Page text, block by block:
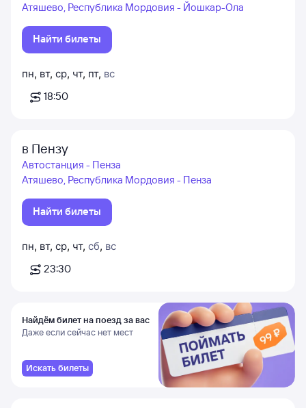
Атяшево, Республика Мордовия - Йошкар-Ола
Найти билеты
пн, вт, ср, чт, пт, вс
18:50
в Пензу
Автостанция - Пенза
Атяшево, Республика Мордовия - Пенза
Найти билеты
пн, вт, ср, чт, сб, вс
23:30
Найдём билет на поезд за вас
Даже если сейчас нет мест
Искать билеты